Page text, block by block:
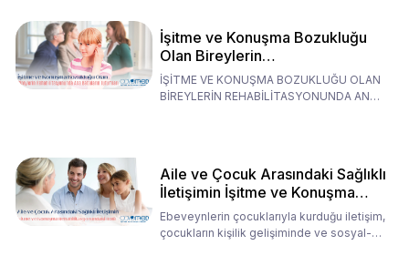
İşitme ve Konuşma Bozukluğu
Olan Bireylerin
Rehabilitasyonunda Ana
Babaların Tutumları
İŞİTME VE KONUŞMA BOZUKLUĞU OLAN
BİREYLERİN REHABİLİTASYONUNDA ANA
Aile ve Çocuk Arasındaki Sağlıklı
İletişimin İşitme ve Konuşma
Rehabilitasyonundaki Rolü
Ebeveynlerin çocuklarıyla kurduğu iletişim,
çocukların kişilik gelişiminde ve sosyal-